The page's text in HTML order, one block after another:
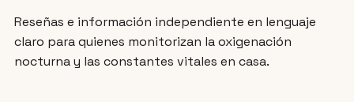
Reseñas e información independiente en lenguaje
claro para quienes monitorizan la oxigenación
nocturna y las constantes vitales en casa.